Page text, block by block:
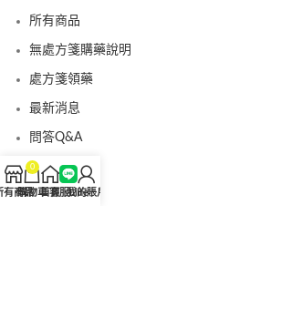
所有商品
無處方箋購藥說明
處方箋領藥
最新消息
問答Q&A
認識我們
聯絡我們
有商品
0
購物車首頁客服Line
我的賬戶